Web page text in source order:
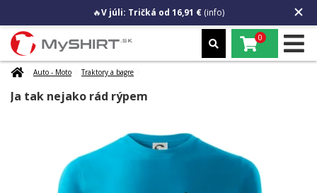
🔥V júli: Tričká od 16,91 € (info)
0
Auto - Moto Traktory a bagre
Ja tak nejako rád rýpem